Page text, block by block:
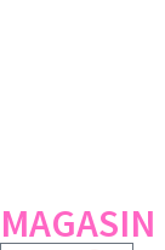
MAGASIN